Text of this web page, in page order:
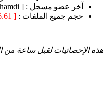
آخر عضو مسجل : [ Saadat hamdi ]
حجم جميع الملفات : [ 6.61 GB ]
هذه الإحصائيات لقبل ساعة من